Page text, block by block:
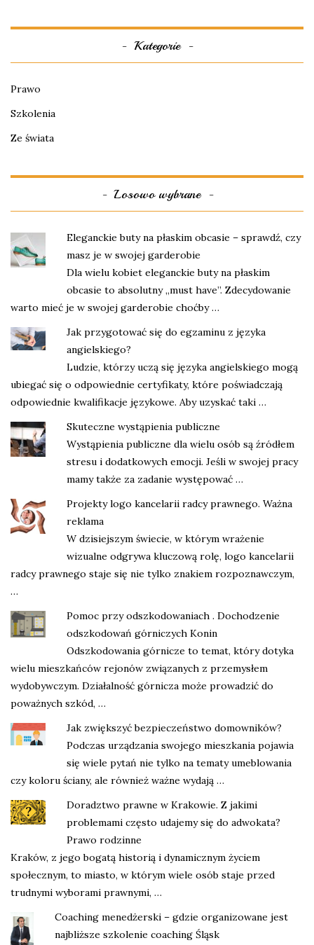
Kategorie
Prawo
Szkolenia
Ze świata
Losowo wybrane
Eleganckie buty na płaskim obcasie – sprawdź, czy
masz je w swojej garderobie
Dla wielu kobiet eleganckie buty na płaskim
obcasie to absolutny „must have”. Zdecydowanie
warto mieć je w swojej garderobie choćby …
Jak przygotować się do egzaminu z języka
angielskiego?
Ludzie, którzy uczą się języka angielskiego mogą
ubiegać się o odpowiednie certyfikaty, które poświadczają
odpowiednie kwalifikacje językowe. Aby uzyskać taki …
Skuteczne wystąpienia publiczne
Wystąpienia publiczne dla wielu osób są źródłem
stresu i dodatkowych emocji. Jeśli w swojej pracy
mamy także za zadanie występować …
Projekty logo kancelarii radcy prawnego. Ważna
reklama
W dzisiejszym świecie, w którym wrażenie
wizualne odgrywa kluczową rolę, logo kancelarii
radcy prawnego staje się nie tylko znakiem rozpoznawczym,
…
Pomoc przy odszkodowaniach . Dochodzenie
odszkodowań górniczych Konin
Odszkodowania górnicze to temat, który dotyka
wielu mieszkańców rejonów związanych z przemysłem
wydobywczym. Działalność górnicza może prowadzić do
poważnych szkód, …
Jak zwiększyć bezpieczeństwo domowników?
Podczas urządzania swojego mieszkania pojawia
się wiele pytań nie tylko na tematy umeblowania
czy koloru ściany, ale również ważne wydają …
Doradztwo prawne w Krakowie. Z jakimi
problemami często udajemy się do adwokata?
Prawo rodzinne
Kraków, z jego bogatą historią i dynamicznym życiem
społecznym, to miasto, w którym wiele osób staje przed
trudnymi wyborami prawnymi, …
Coaching menedżerski – gdzie organizowane jest
najbliższe szkolenie coaching Śląsk